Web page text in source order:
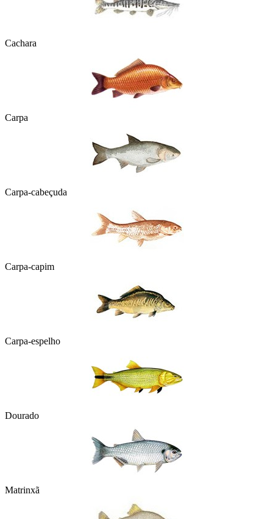
Cachara
Carpa
Carpa-cabeçuda
Carpa-capim
Carpa-espelho
Dourado
Matrinxã